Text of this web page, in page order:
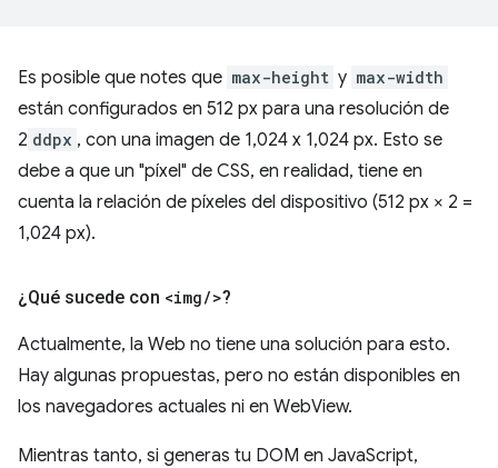
Es posible que notes que max-height y max-width
están configurados en 512 px para una resolución de
2 ddpx , con una imagen de 1,024 x 1,024 px. Esto se
debe a que un "píxel" de CSS, en realidad, tiene en
cuenta la relación de píxeles del dispositivo (512 px × 2 =
1,024 px).
¿Qué sucede con <img/>?
Actualmente, la Web no tiene una solución para esto.
Hay algunas propuestas, pero no están disponibles en
los navegadores actuales ni en WebView.
Mientras tanto, si generas tu DOM en JavaScript,